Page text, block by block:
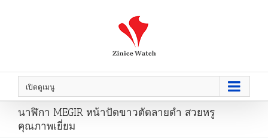
เปิดดูเมนู
นาฬิกา MEGIR หน้าปัดขาวตัดลายดำ สวยหรู
คุณภาพเยี่ยม